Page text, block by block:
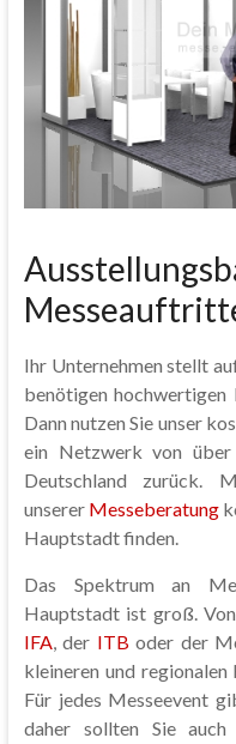
Ihr Unternehmen stellt
benötigen hochwertigen
Dann nutzen Sie unser
ein Netzwerk von über
Deutschland zurück.
unserer Messeberatung
Hauptstadt finden.
Das Spektrum an
Hauptstadt ist groß.
IFA, der ITB oder der
kleineren und regionalen
Für jedes Messeevent
daher sollten Sie auch